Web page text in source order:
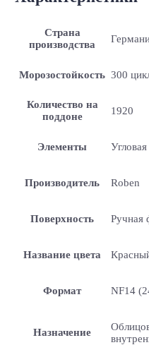
Страна
производства
Морозостойкость 300
Количество на
поддоне
1920
Элементы
Производитель Roben
Поверхность Ручная
Название цвета
Формат NF14
Назначение